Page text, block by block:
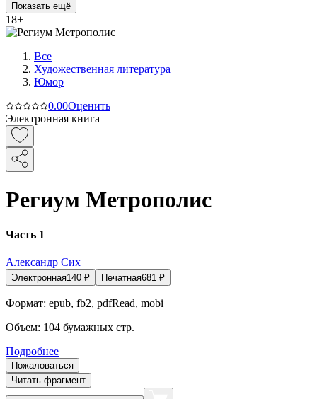
Показать ещё
18+
Все
Художественная литература
Юмор
0.00Оценить
Электронная книга
Региум Метрополис
Часть 1
Александр Сих
Электронная140 ₽ Печатная681 ₽
Формат: epub, fb2, pdfRead, mobi
Объем: 104 бумажных стр.
Подробнее
Пожаловаться
Читать фрагмент